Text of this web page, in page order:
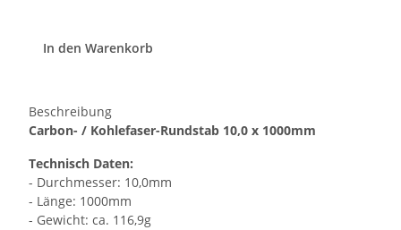
In den Warenkorb
Beschreibung
Carbon- / Kohlefaser-Rundstab 10,0 x 1000mm
Technisch Daten:
- Durchmesser: 10,0mm
- Länge: 1000mm
- Gewicht: ca. 116,9g